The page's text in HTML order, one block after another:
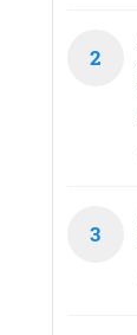
2
3